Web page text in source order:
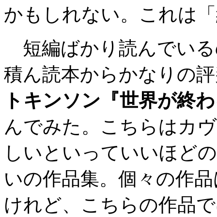
かもしれない。これは
短編ばかり読んでい
積ん読本からかなりの
トキンソン『世界が終
んでみた。こちらはカ
しいといっていいほど
いの作品集。個々の作
けれど、こちらの作品